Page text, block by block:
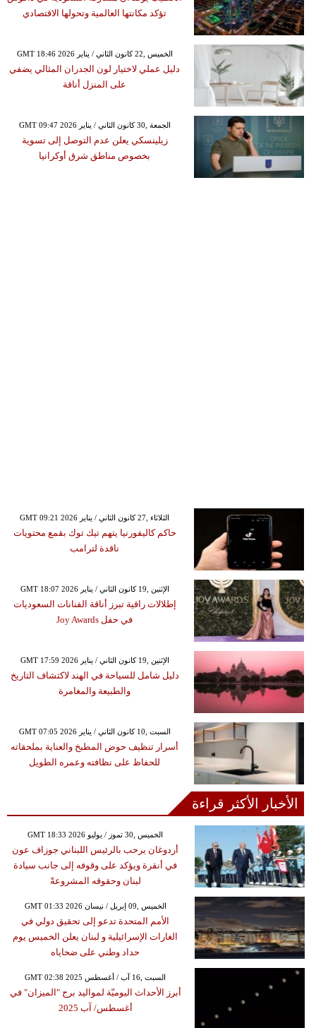
تؤكد مكانتها العالمية وتحولها الاقتصادي
GMT 18:46 2026 الخميس ,22 كانون الثاني / يناير
دليل عملي لاختيار لون الجدران المثالي يضفي
على المنزل أناقة
GMT 09:47 2026 الجمعة ,30 كانون الثاني / يناير
زيلينسكي يعلن عدم التوصل إلى تسوية
بخصوص مناطق شرق أوكرانيا
GMT 09:21 2026 الثلاثاء ,27 كانون الثاني / يناير
حاكم كاليفورنيا يتهم تيك توك بقمع محتويات
ناقدة لترامب
GMT 18:07 2026 الإثنين ,19 كانون الثاني / يناير
إطلالات راقية تبرز أناقة الفنانات السعوديات
في حفل Joy Awards
GMT 17:59 2026 الإثنين ,19 كانون الثاني / يناير
دليل شامل للسياحة في الهند لاكتشاف التاريخ
والطبيعة والمغامرة
GMT 07:05 2026 السبت ,10 كانون الثاني / يناير
أسرار تنظيف حوض المطبخ والعناية بملحقاته
للحفاظ على نظافته وعمره الطويل
الأخبار الأكثر قراءة
GMT 18:33 2026 الخميس ,30 تموز / يوليو
أردوغان يرحب بالرئيس اللبناني جوزاف عون
في أنقرة ويؤكد على وقوفه إلى جانب سيادة
لبنان وحقوقه المشروعةً
GMT 01:33 2026 الخميس ,09 إبريل / نيسان
الأمم المتحدة تدعو إلى تحقيق دولي في
الغارات الإسرائيلية و لبنان يعلن الخميس يوم
حداد وطني على ضحاياه
GMT 02:38 2025 السبت ,16 آب / أغسطس
أبرز الأحداث اليوميّة لمواليد برج "الميزان" في
أغسطس/ آب 2025